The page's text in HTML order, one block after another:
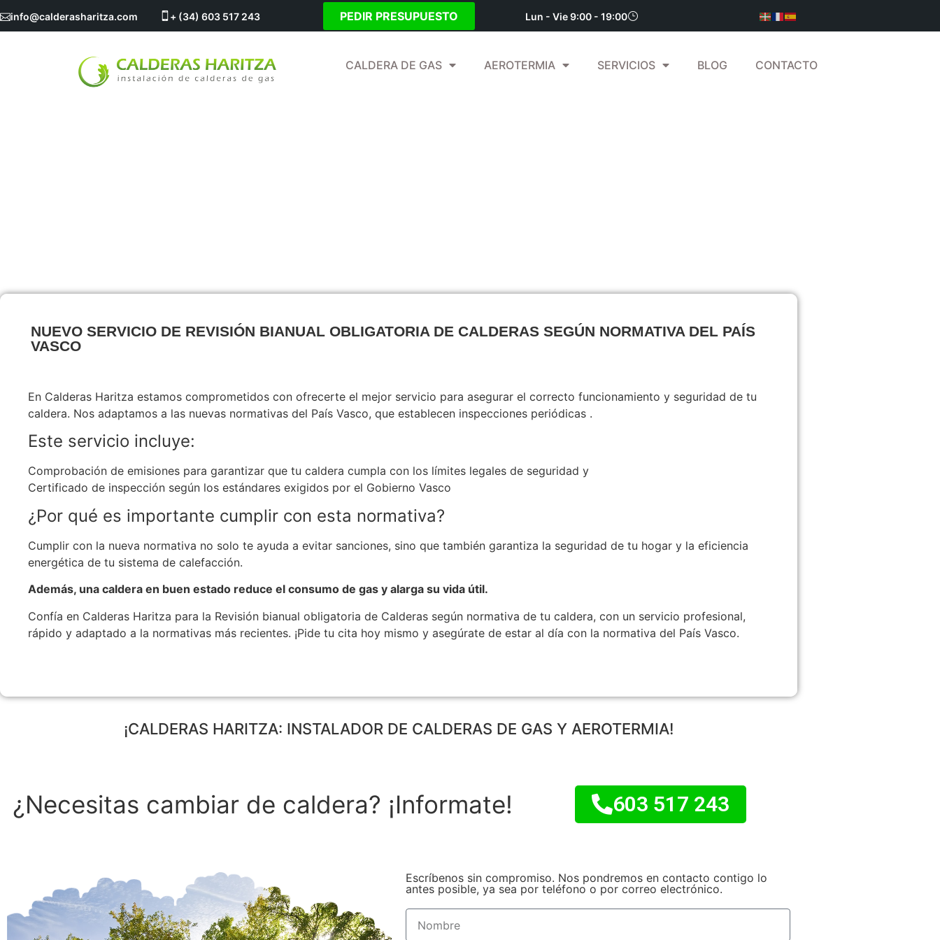
info@calderasharitza.com + (34) 603 517 243 PEDIR PRESUPUESTO Lun - Vie 9:00 - 19:00
CALDERA DE GAS AEROTERMIA SERVICIOS BLOG CONTACTO
NUEVO SERVICIO DE REVISIÓN BIANUAL OBLIGATORIA DE CALDERAS SEGÚN NORMATIVA DEL PAÍS
VASCO
En Calderas Haritza estamos comprometidos con ofrecerte el mejor servicio para asegurar el correcto funcionamiento y seguridad de tu
caldera. Nos adaptamos a las nuevas normativas del País Vasco, que establecen inspecciones periódicas .
Este servicio incluye:
Comprobación de emisiones para garantizar que tu caldera cumpla con los límites legales de seguridad y
Certificado de inspección según los estándares exigidos por el Gobierno Vasco
¿Por qué es importante cumplir con esta normativa?
Cumplir con la nueva normativa no solo te ayuda a evitar sanciones, sino que también garantiza la seguridad de tu hogar y la eficiencia
energética de tu sistema de calefacción.
Además, una caldera en buen estado reduce el consumo de gas y alarga su vida útil.
Confía en Calderas Haritza para la Revisión bianual obligatoria de Calderas según normativa de tu caldera, con un servicio profesional,
rápido y adaptado a la normativas más recientes. ¡Pide tu cita hoy mismo y asegúrate de estar al día con la normativa del País Vasco.
¡CALDERAS HARITZA: INSTALADOR DE CALDERAS DE GAS Y AEROTERMIA!
¿Necesitas cambiar de caldera? ¡Informate! 603 517 243
Escríbenos sin compromiso. Nos pondremos en contacto contigo lo
antes posible, ya sea por teléfono o por correo electrónico.